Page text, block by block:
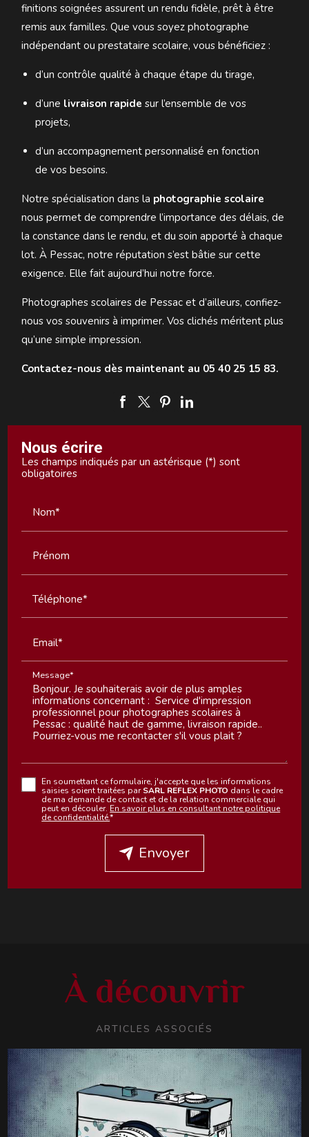
finitions soignées assurent un rendu fidèle, prêt à être
remis aux familles. Que vous soyez photographe
indépendant ou prestataire scolaire, vous bénéficiez :
d’un contrôle qualité à chaque étape du tirage,
d’une livraison rapide sur l’ensemble de vos
projets,
d’un accompagnement personnalisé en fonction
de vos besoins.
Notre spécialisation dans la photographie scolaire
nous permet de comprendre l’importance des délais, de
la constance dans le rendu, et du soin apporté à chaque
lot. À Pessac, notre réputation s’est bâtie sur cette
exigence. Elle fait aujourd’hui notre force.
Photographes scolaires de Pessac et d’ailleurs, confiez-
nous vos souvenirs à imprimer. Vos clichés méritent plus
qu’une simple impression.
Contactez-nous dès maintenant au 05 40 25 15 83.
Nous écrire
Les champs indiqués par un astérisque (*) sont
obligatoires
Nom*
Prénom
Téléphone*
Email*
Message*
En soumettant ce formulaire, j'accepte que les informations
saisies soient traitées parSARL REFLEX PHOTO dans le cadre
de ma demande de contact et de la relation commerciale qui
peut en découler. En savoir plus en consultant notre politique
de confidentialité.*
Envoyer
À découvrir
ARTICLES ASSOCIÉS